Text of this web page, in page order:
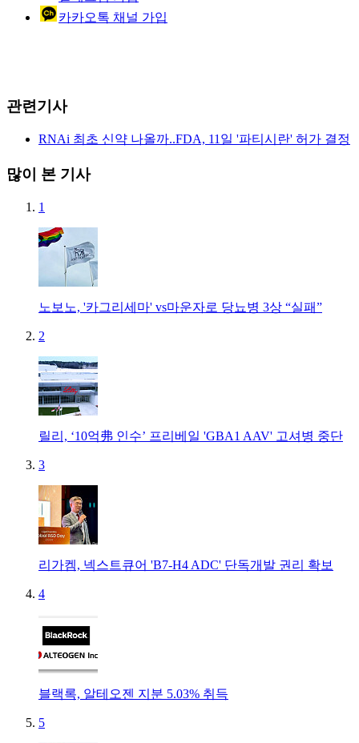
카카오톡 채널 가입
관련기사
RNAi 최초 신약 나올까..FDA, 11일 '파티시란' 허가 결정
많이 본 기사
1
노보노, '카그리세마' vs마운자로 당뇨병 3상 “실패”
2
릴리, ‘10억弗 인수’ 프리베일 'GBA1 AAV' 고셔병 중단
3
리가켐, 넥스트큐어 'B7-H4 ADC' 단독개발 권리 확보
4
블랙록, 알테오젠 지분 5.03% 취득
5